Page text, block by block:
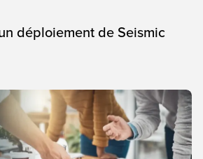
déploiement de Seismic